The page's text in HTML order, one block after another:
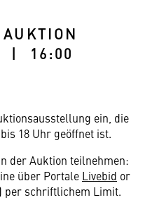
| 16:00
ein, die
18 Uhr geöffnet ist.
der Auktion teilnehmen:
über Portale Livebid or
per schriftlichem Limit.